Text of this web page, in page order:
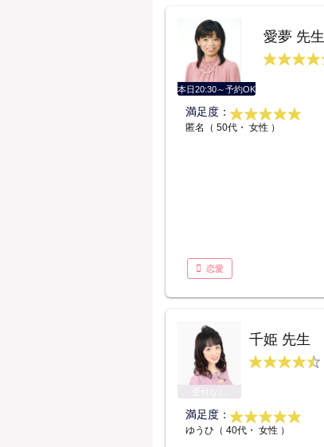
本日20:30～予約OK
愛夢 先生
満足度：
匿名（ 50代・ 女性 ）
恋愛
千姫 先生
満足度：
ゆうひ（ 40代・ 女性 ）